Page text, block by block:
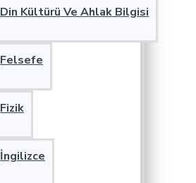
Din Kültürü Ve Ahlak Bilgisi
Felsefe
Fizik
İngilizce